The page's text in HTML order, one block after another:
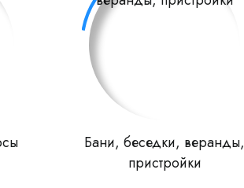
Бани, беседки, веранды,
пристройки